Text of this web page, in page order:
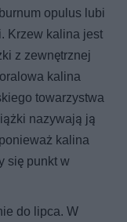
opulus lubi
Krzew kalina jest
z zewnętrznej
kalina
towarzystwa
nazywają ją
kalina
się punkt w
do lipca. W